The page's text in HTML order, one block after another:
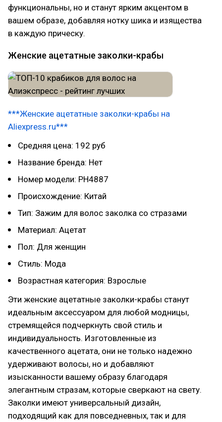
функциональны, но и станут ярким акцентом в
вашем образе, добавляя нотку шика и изящества
в каждую прическу.
Женские ацетатные заколки-крабы
***Женские ацетатные заколки-крабы на
Aliexpress.ru***
Средняя цена: 192 руб
Название бренда: Нет
Номер модели: PH4887
Происхождение: Китай
Тип: Зажим для волос заколка со стразами
Материал: Ацетат
Пол: Для женщин
Стиль: Мода
Возрастная категория: Взрослые
Эти женские ацетатные заколки-крабы станут
идеальным аксессуаром для любой модницы,
стремящейся подчеркнуть свой стиль и
индивидуальность. Изготовленные из
качественного ацетата, они не только надежно
удерживают волосы, но и добавляют
изысканности вашему образу благодаря
элегантным стразам, которые сверкают на свету.
Заколки имеют универсальный дизайн,
подходящий как для повседневных, так и для